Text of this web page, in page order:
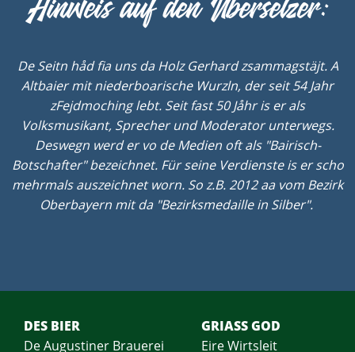
De Seitn håd fia uns da Holz Gerhard zsammagstäjt. A
Altbaier mit niederboarische Wurzln, der seit 54 Jahr
zFejdmoching lebt. Seit fast 50 Jåhr is er als
Volksmusikant, Sprecher und Moderator unterwegs.
Deswegn werd er vo de Medien oft als "Bairisch-
Botschafter" bezeichnet. Für seine Verdienste is er scho
mehrmals auszeichnet worn. So z.B. 2012 aa vom Bezirk
Oberbayern mit da "Bezirksmedaille in Silber".
DES BIER
De Augustiner Brauerei
GRIASS GOD
Eire Wirtsleit